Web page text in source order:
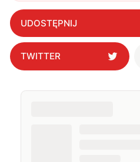
UDOSTĘPNIJ
TWITTER